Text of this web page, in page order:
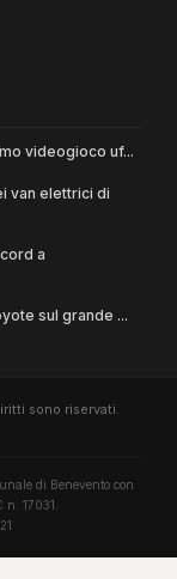
videogioco uf...
van elettrici di
a
sul grande ...
sono riservati.
di Benevento con
17031.